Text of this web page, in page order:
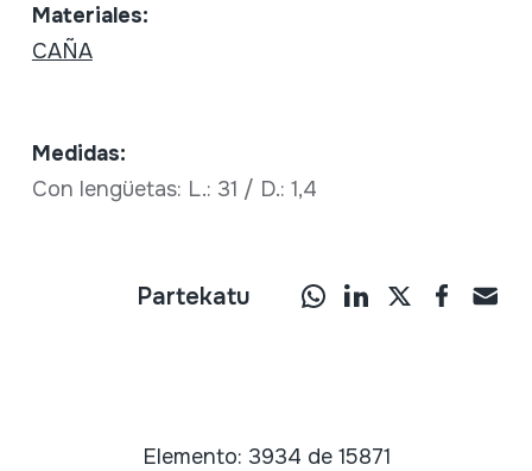
Materiales:
CAÑA
Medidas:
Con lengüetas: L.: 31 / D.: 1,4
Partekatu
Elemento: 3934 de 15871